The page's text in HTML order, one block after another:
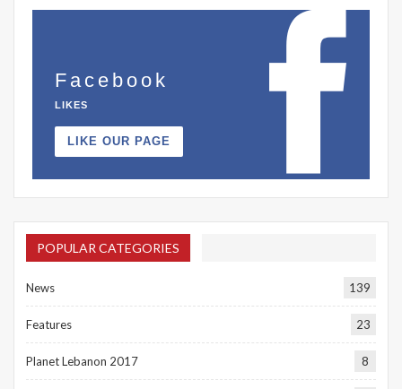
Facebook
LIKES
LIKE OUR PAGE
POPULAR CATEGORIES
News 139
Features 23
Planet Lebanon 2017 8